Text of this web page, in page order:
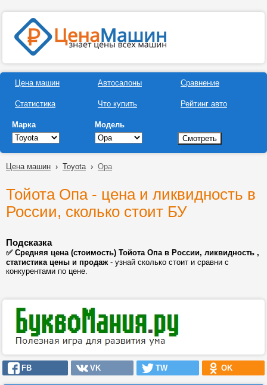
Цена машин
Статистика
Автосалоны
Что купить
Сравнение
Рейтинг авто
Марка Модель
Цена машин › Toyota› Opa
Тойота Опа - цена и ликвидность в
России, сколько стоит БУ
Подсказка
✅ Средняя цена (стоимость) Тойота Опа в России, ликвидность ,
статистика цены и продаж- узнай сколько стоит и сравни с
конкурентами по цене.
FB VK TW OK